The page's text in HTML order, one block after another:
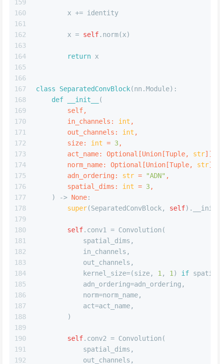
159
160
161
162
163
164
165
166
167
168
169
170
171
172
173
174
175
176
177
178
179
180
181
182
183
184
185
186
187
188
189
190
191
192
        x += identity
        x =
self.norm(x)
return x
class SeparatedConvBlock(nn.Module):
def
__init__
(
        self,
        in_channels:
int ,
        out_channels:
int ,
        size:
int = 3,
        act_name:
Optional [Union [Tuple, str]]
        norm_name:
Optional [Union [Tuple, str]]
        adn_ordering:
str = "ADN" ,
        spatial_dims:
int = 3,
) -> None:
super(SeparatedConvBlock, self
self.conv1 = Convolution(
            spatial_dims,
            in_channels,
            out_channels,
            kernel_size=(size,
1 , 1 ) if
            adn_ordering=adn_ordering,
            norm=norm_name,
            act=act_name,
        )
self.conv2 = Convolution(
            spatial_dims,
            out_channels,